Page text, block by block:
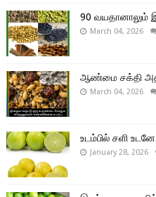
90 வயதானாலும்
March 04, 2026
ஆண்மை சக்தி
March 04, 2026
உடம்பில் சளி
January 28, 2026